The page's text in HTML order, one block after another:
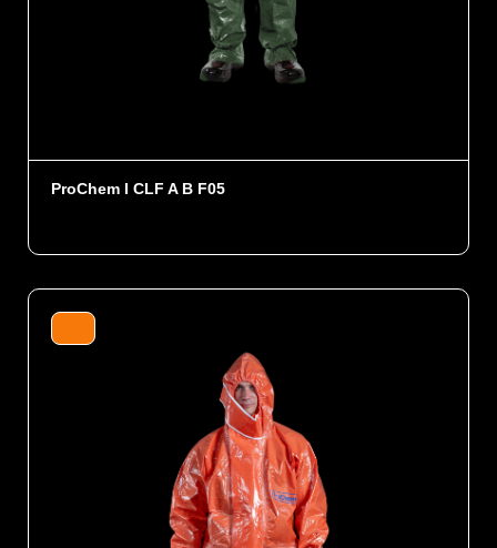
ProChem I CLF A B F05